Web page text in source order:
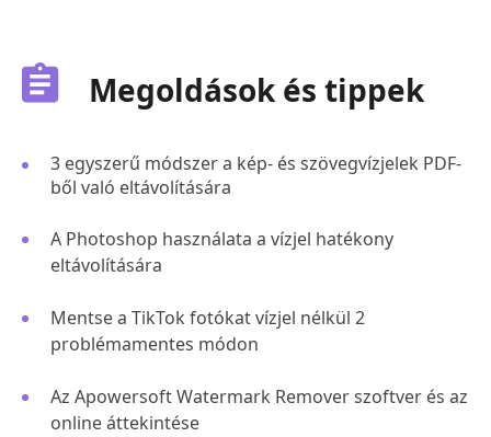
Megoldások és tippek
3 egyszerű módszer a kép- és szövegvízjelek PDF-
ből való eltávolítására
A Photoshop használata a vízjel hatékony
eltávolítására
Mentse a TikTok fotókat vízjel nélkül 2
problémamentes módon
Az Apowersoft Watermark Remover szoftver és az
online áttekintése